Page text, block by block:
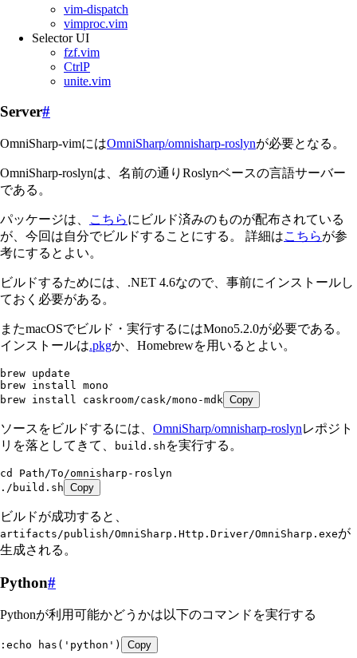
vim-dispatch
vimproc.vim
Selector UI
fzf.vim
CtrlP
unite.vim
Server#
OmniSharp-vimにはOmniSharp/omnisharp-roslynが必要となる。
OmniSharp-roslynは、名前の通りRoslynベースの言語サーバー
である。
パッケージは、 こちらにビルド済みのものが配布されている
が、今回は自分でビルドすることにする。 詳細はこちらが参
考にするとよい。
ビルドするためには、.NET 4.6なので、事前にインストールし
ておく必要がある。
またmacOSでビルド・実行するにはMono5.2.0が必要である。
インストールは.pkgか、Homebrewを用いるとよい。
brew update
brew install mono
brew install caskroom/cask/mono-mdk Copy
ソースをビルドするには、 OmniSharp/omnisharp-roslynレポジト
リを落としてきて、
build.sh を実行する。
cd Path/To/omnisharp-roslyn
./build.sh Copy
ビルドが成功すると、
artifacts/publish/OmniSharp.Http.Driver/OmniSharp.exeが
生成される。
Python#
Pythonが利用可能かどうかは以下のコマンドを実行する
:echo has('python') Copy